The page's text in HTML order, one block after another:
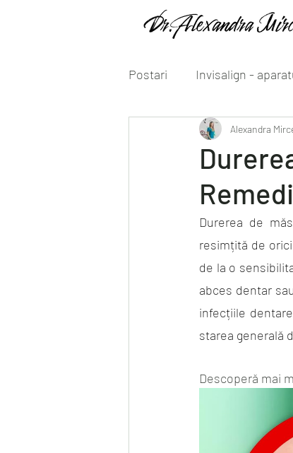
Postari Invisalign -
Alexandra
Durerea de
resimțită de
de la o
abces dentar
infecțiile
starea generală
Descoperă mai